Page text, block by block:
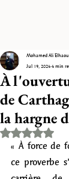
À
de
la hargne
Mohamed Ali Elhaou
Jul 19, 20244 min
Rated
« À force de
ce proverbe